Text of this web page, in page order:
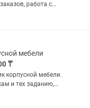
работа с
товаров на
казахский и
полный день,
мебели
₸
корпусной мебели.
и тех заданию,
контроль
порядка при